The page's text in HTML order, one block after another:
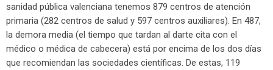
sanidad pública valenciana tenemos 879 centros de atención
primaria (282 centros de salud y 597 centros auxiliares). En 487,
la demora media (el tiempo que tardan al darte cita con el
médico o médica de cabecera) está por encima de los dos días
que recomiendan las sociedades científicas. De estas, 119